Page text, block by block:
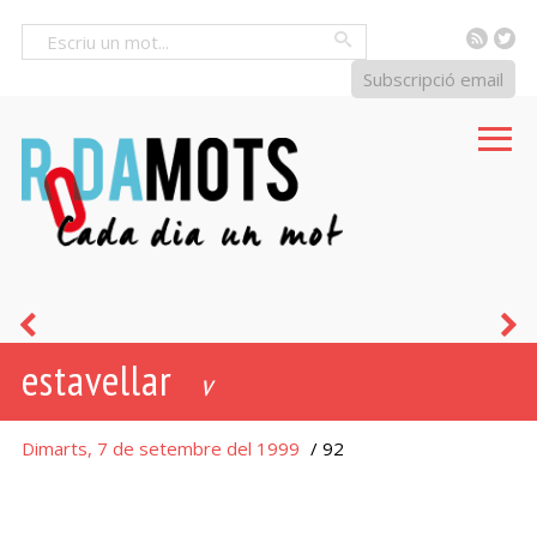
RSS
Subscripció email
estavellar v
Dimarts, 7 de setembre del 1999 / 92
serraller
-
a